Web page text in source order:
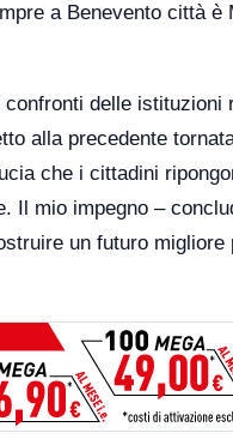
a Benevento città è
delle istituzioni
alla precedente
che i cittadini
Il mio impegno –
un futuro migliore